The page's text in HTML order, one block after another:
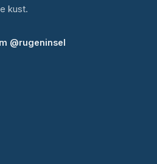
kust.
@rugeninsel